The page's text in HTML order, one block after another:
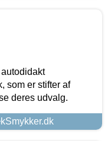
som er stifter af
deres udvalg.